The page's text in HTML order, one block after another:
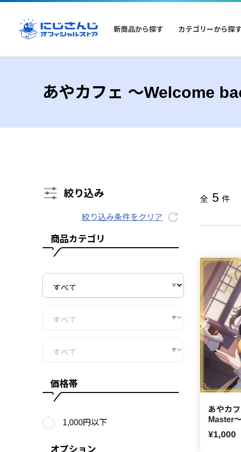
新商品から探す カテゴリーから探す
あやカフェ ～Welcome
絞り込み
絞り込み条件をクリア
商品カテゴリ
価格帯
1,000円以下
オプション
全 5 件
あやカ
Master
¥1,000